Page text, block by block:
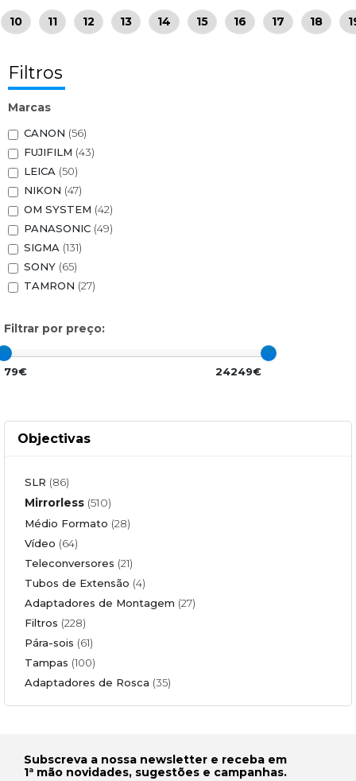
Filtros
Marcas
CANON (56)
FUJIFILM (43)
LEICA (50)
NIKON (47)
OM SYSTEM (42)
PANASONIC (49)
SIGMA (131)
SONY (65)
TAMRON (27)
Filtrar por preço:
79€ 24249€
Objectivas
SLR (86)
Mirrorless (510)
Médio Formato (28)
Vídeo (64)
Teleconversores (21)
Tubos de Extensão (4)
Adaptadores de Montagem (27)
Filtros (228)
Pára-sois (61)
Tampas (100)
Adaptadores de Rosca (35)
10 11 12 13 14 15 16 17 18
Subscreva a nossa newsletter e receba em
1ª mão novidades, sugestões e campanhas.